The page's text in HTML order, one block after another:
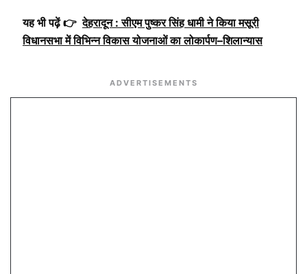
यह भी पढ़ें 👉 देहरादून : सीएम पुष्कर सिंह धामी ने किया मसूरी
विधानसभा में विभिन्न विकास योजनाओं का लोकार्पण–शिलान्यास
ADVERTISEMENTS